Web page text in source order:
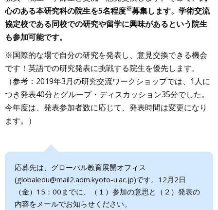
心のある本研究科の院生を5名程度※募集します。学術交流
協定校である同校での研究や留学に興味があるという院生
も参加可能です。
※国際的な場で自分の研究を発表し、意見交換できる機会
です！英語での研究発表に挑戦する院生を優先します。
（参考：2019年3月の研究交流ワークショップでは、1人に
つき発表40分とグループ・ディスカッション35分でした。
今年度は、発表参加者数に応じて、発表時間は変更になり
ます。）
応募先は、グローバル教育展開オフィス
(globaledu@mail2.adm.kyoto-u.ac.jp)です。12月2日
（金）15：00までに、（１）参加の意思と（２）発表の
内容をメールでお知らせください。